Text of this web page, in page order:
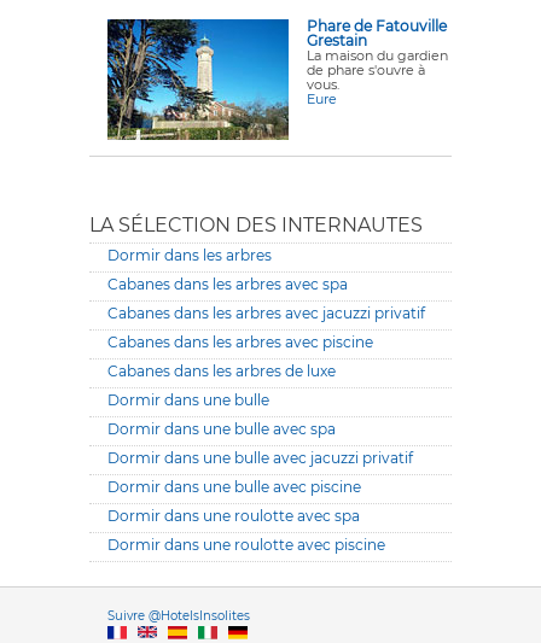
Phare de Fatouville
Grestain
La maison du gardien
de phare s'ouvre à
vous.
Eure
LA SÉLECTION DES INTERNAUTES
Dormir dans les arbres
Cabanes dans les arbres avec spa
Cabanes dans les arbres avec jacuzzi privatif
Cabanes dans les arbres avec piscine
Cabanes dans les arbres de luxe
Dormir dans une bulle
Dormir dans une bulle avec spa
Dormir dans une bulle avec jacuzzi privatif
Dormir dans une bulle avec piscine
Dormir dans une roulotte avec spa
Dormir dans une roulotte avec piscine
Suivre @HotelsInsolitesVersione